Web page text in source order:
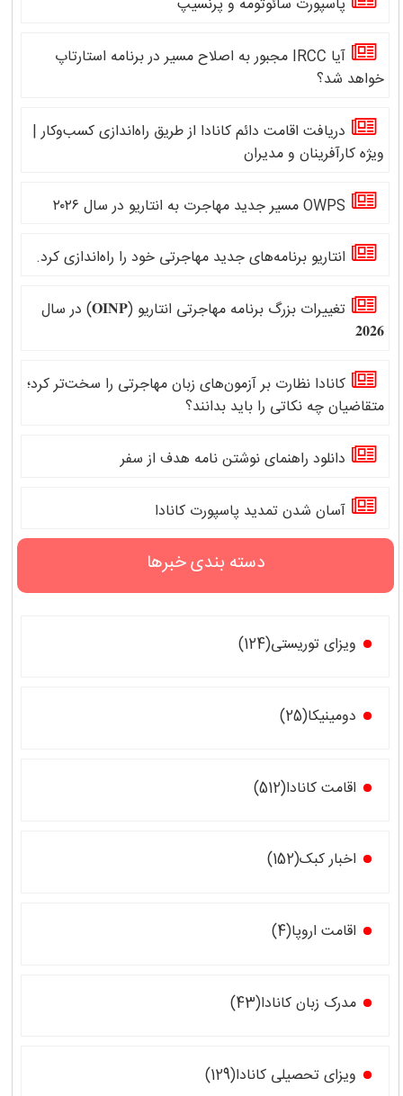
پاسپورت سائوتومه و پرنسیپ
آیا IRCC مجبور به اصلاح مسیر در برنامه استارتاپ
خواهد شد؟
دریافت اقامت دائم کانادا از طریق راه‌اندازی کسب‌وکار |
ویژه کارآفرینان و مدیران
OWPS مسیر جدید مهاجرت به انتاریو در سال ۲۰۲۶
انتاریو برنامه‌های جدید مهاجرتی خود را راه‌اندازی کرد.
تغییرات بزرگ برنامه مهاجرتی انتاریو (𝐎𝐈𝐍𝐏) در سال
𝟐𝟎𝟐𝟔
کانادا نظارت بر آزمون‌های زبان مهاجرتی را سخت‌تر کرد؛
متقاضیان چه نکاتی را باید بدانند؟
دانلود راهنمای نوشتن نامه هدف از سفر
آسان شدن تمدید پاسپورت کانادا
دسته بندی خبرها
ویزای توریستی(124)
دومینیکا(25)
اقامت کانادا(512)
اخبار کبک(152)
اقامت اروپا(4)
مدرک زبان کانادا(43)
ویزای تحصیلی کانادا(129)